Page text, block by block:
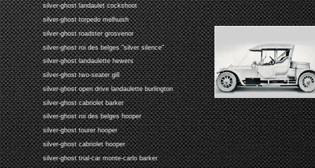
silver-ghost landaulet cockshoot
silver-ghost torpedo melhuish
silver-ghost roadster grosvenor
silver-ghost roi des belges "silver silence"
silver-ghost landaulette hewers
silver-ghost two-seater gill
silver-ghost open drive landaulette burlington
silver-ghost cabriolet barker
silver-ghost roi des belges hooper
silver-ghost tourer hooper
silver-ghost cabriolet hooper
silver-ghost trial-car monte-carlo barker